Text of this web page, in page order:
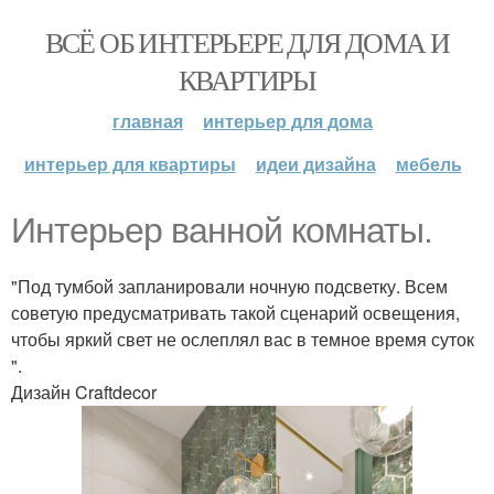
ВСЁ ОБ ИНТЕРЬЕРЕ ДЛЯ ДОМА И
КВАРТИРЫ
главная
интерьер для дома
интерьер для квартиры
идеи дизайна мебель
Интерьер ванной комнаты.
"Под тумбой запланировали ночную подсветку. Всем
советую предусматривать такой сценарий освещения,
чтобы яркий свет не ослеплял вас в темное время суток
".
Дизайн Craftdecor